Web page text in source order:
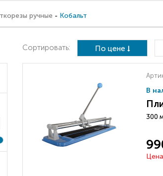
ручные - Кобальт
Сортировать: По цене
В
300